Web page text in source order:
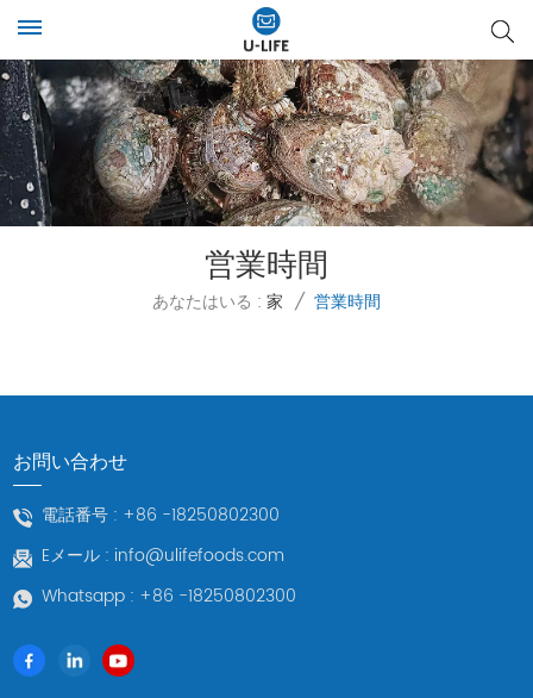
営業時間
あなたはいる : 家 / 営業時間
お問い合わせ
電話番号 : +86 -18250802300
Eメール : info@ulifefoods.com
Whatsapp : +86 -18250802300